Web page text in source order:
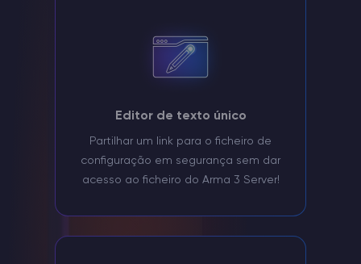
Editor de texto único
Partilhar um link para o ficheiro de
configuração em segurança sem dar
acesso ao ficheiro do Arma 3 Server!